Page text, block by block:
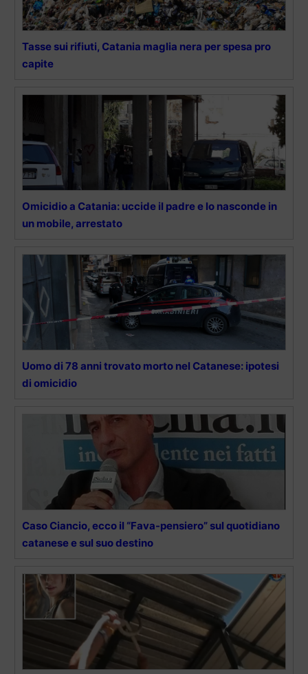
Tasse sui rifiuti, Catania maglia nera per spesa pro
capite
Omicidio a Catania: uccide il padre e lo nasconde in
un mobile, arrestato
Uomo di 78 anni trovato morto nel Catanese: ipotesi
di omicidio
Caso Ciancio, ecco il “Fava-pensiero” sul quotidiano
catanese e sul suo destino